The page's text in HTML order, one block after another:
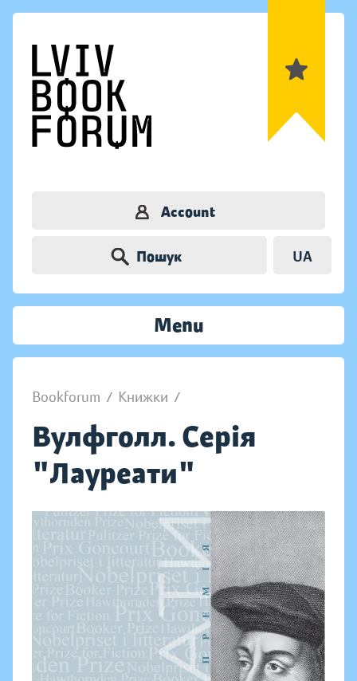
Account
Пошук UA
Menu
Bookforum / Книжки /
Вулфголл. Серія
"Лауреати"